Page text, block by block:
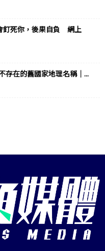
釘死你，後果自負 網上
存在的舊國家地理名稱｜...